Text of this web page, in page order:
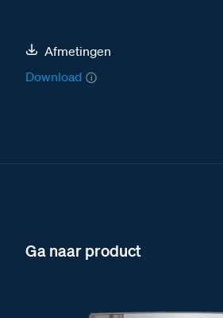
Afmetingen
Download
Ga naar product